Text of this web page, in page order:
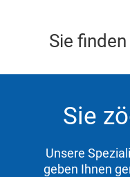
Sie
Sie
Unsere
geben Ihnen